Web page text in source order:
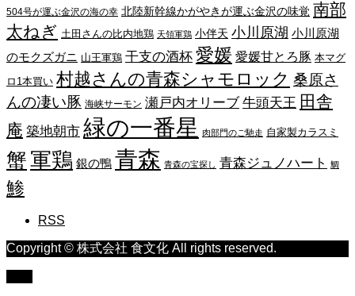
504号が運ぶ金沢の海の幸 北陸新幹線かがやきが運ぶ金沢の味覚 南部
太ねぎ 土田さんの比内地鶏 天領軍鶏 小伴天 小川原湖 小川原湖
のモクズガニ 山王軍鶏 干支の酒杯 愛媛 愛媛甘とろ豚 本マグ
ロ1本買い 村越さんの青森シャモロック 桑原さ
んの凄い豚 海峡サーモン 瀬戸内オリーブ 牛頭天王 田舎
庵 築地朝市 緑の一番星 肉部門のご馳走 自家製カラスミ
蟹軍鶏 銀の鴨 青森 青森の宝探し 青森ジュノハート 鯛
鯵
RSS
Copyright © 株式会社 食文化 All rights reserved.